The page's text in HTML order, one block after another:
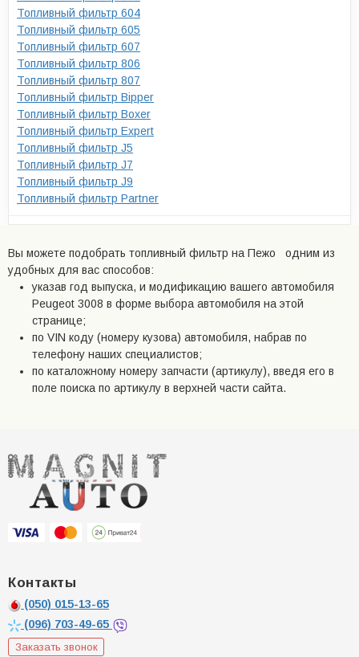
Топливный фильтр 604
Топливный фильтр 605
Топливный фильтр 607
Топливный фильтр 806
Топливный фильтр 807
Топливный фильтр Bipper
Топливный фильтр Boxer
Топливный фильтр Expert
Топливный фильтр J5
Топливный фильтр J7
Топливный фильтр J9
Топливный фильтр Partner
Вы можете подобрать топливный фильтр на Пежо одним из
удобных для вас способов:
указав год выпуска, и модификацию вашего автомобиля
Peugeot 3008 в форме выбора автомобиля на этой
странице;
по VIN коду (номеру кузова) автомобиля, набрав по
телефону наших специалистов;
по каталожному номеру запчасти (артикулу), введя его в
поле поиска по артикулу в верхней части сайта.
Контакты
(050) 015-13-65
(096) 703-49-65
Заказать звонок